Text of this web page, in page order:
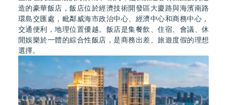
造的豪華飯店，飯店位於經濟技術開發區大慶路與海濱南路
環島交匯處，毗鄰威海市政治中心、經濟中心和商務中心，
交通便利，地理位置優越。飯店是集餐飲、住宿、會議、休
閒娛樂於一體的綜合性飯店，是商務出差、旅遊度假的理想
選擇。